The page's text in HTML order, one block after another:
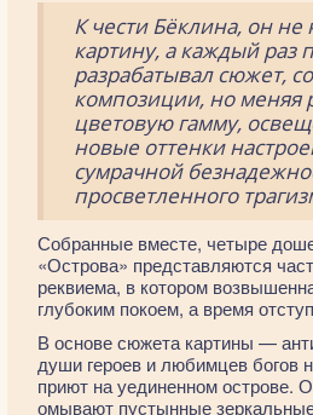
К чести Бёклина, он не
картину, а каждый раз
разрабатывал сюжет,
композиции, но меняя
цветовую гамму,
новые оттенки
сумрачной
просветленного
Собранные вместе, четыре
«Острова» представляются
реквиема, в котором
глубоким покоем, а время
В основе сюжета картины —
души героев и любимцев богов
приют на уединенном острове.
омывают пустынные